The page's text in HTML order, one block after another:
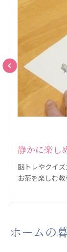
台灣善合股份有限
Angkor-
クヴィアン小学
ィアン中学校
カンボジア日本
NGO共生の家
G-COM JOINT
海外子会社・合弁
広州谷豊園
静かに楽し
脳トレやクイ
お茶を楽しむ
ホームの